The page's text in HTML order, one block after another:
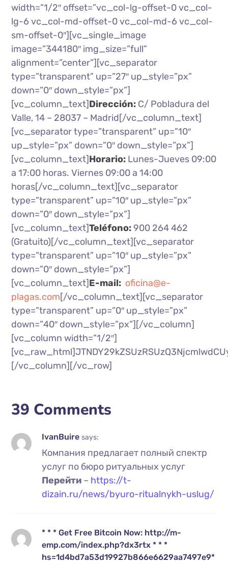
width=”1/2″ offset=”vc_col-lg-offset-0 vc_col-
lg-6 vc_col-md-offset-0 vc_col-md-6 vc_col-
sm-offset-0″][vc_single_image
image=”344180″ img_size=”full”
alignment=”center”][vc_separator
type=”transparent” up=”27″ up_style=”px”
down=”0″ down_style=”px”]
[vc_column_text]Dirección: C/ Pobladura del
Valle, 14 – 28037 – Madrid[/vc_column_text]
[vc_separator type=”transparent” up=”10″
up_style=”px” down=”0″ down_style=”px”]
[vc_column_text]Horario: Lunes-Jueves 09:00
a 17:00 horas. Viernes 09:00 a 14:00
horas[/vc_column_text][vc_separator
type=”transparent” up=”10″ up_style=”px”
down=”0″ down_style=”px”]
[vc_column_text]Teléfono: 900 264 462
(Gratuito)[/vc_column_text][vc_separator
type=”transparent” up=”10″ up_style=”px”
down=”0″ down_style=”px”]
[vc_column_text]E-mail: oficina@e-
plagas.com[/vc_column_text][vc_separator
type=”transparent” up=”0″ up_style=”px”
down=”40″ down_style=”px”][/vc_column]
[vc_column width=”1/2″]
[/vc_column][/vc_row]
39 Comments
IvanBuiresays:
Компания предлагает полный спектр
услуг по бюро ритуальных услуг
Перейти – https://t-
dizain.ru/news/byuro-ritualnykh-uslug/
* * * Get Free Bitcoin Now: http://m-
emp.com/index.php?dx3rtx * * *
hs=1d4bd7a53d19927b866e6629aa7497e9*